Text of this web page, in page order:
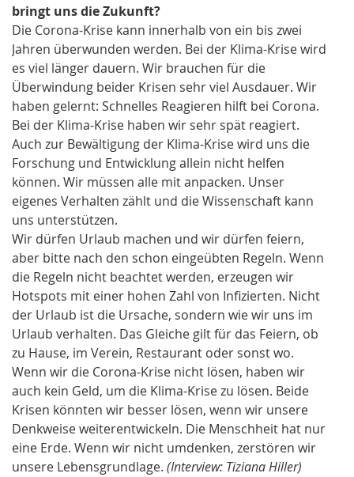
bringt uns die Zukunft?
Die Corona-Krise kann innerhalb von ein bis zwei
Jahren überwunden werden. Bei der Klima-Krise wird
es viel länger dauern. Wir brauchen für die
Überwindung beider Krisen sehr viel Ausdauer. Wir
haben gelernt: Schnelles Reagieren hilft bei Corona.
Bei der Klima-Krise haben wir sehr spät reagiert.
Auch zur Bewältigung der Klima-Krise wird uns die
Forschung und Entwicklung allein nicht helfen
können. Wir müssen alle mit anpacken. Unser
eigenes Verhalten zählt und die Wissenschaft kann
uns unterstützen.
Wir dürfen Urlaub machen und wir dürfen feiern,
aber bitte nach den schon eingeübten Regeln. Wenn
die Regeln nicht beachtet werden, erzeugen wir
Hotspots mit einer hohen Zahl von Infizierten. Nicht
der Urlaub ist die Ursache, sondern wie wir uns im
Urlaub verhalten. Das Gleiche gilt für das Feiern, ob
zu Hause, im Verein, Restaurant oder sonst wo.
Wenn wir die Corona-Krise nicht lösen, haben wir
auch kein Geld, um die Klima-Krise zu lösen. Beide
Krisen könnten wir besser lösen, wenn wir unsere
Denkweise weiterentwickeln. Die Menschheit hat nur
eine Erde. Wenn wir nicht umdenken, zerstören wir
unsere Lebensgrundlage. (Interview: Tiziana Hiller)